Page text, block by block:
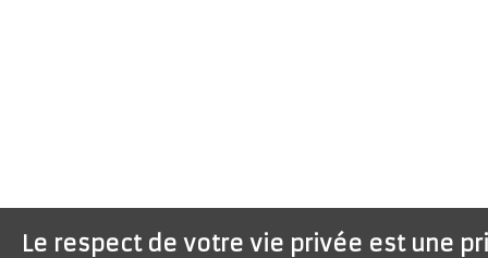
Le respect de votre vie privée est une